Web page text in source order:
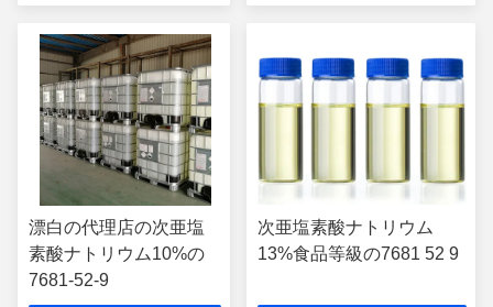
漂白の代理店の次亜塩
素酸ナトリウム10%の
7681-52-9
次亜塩素酸ナトリウム
13%食品等級の7681 52 9